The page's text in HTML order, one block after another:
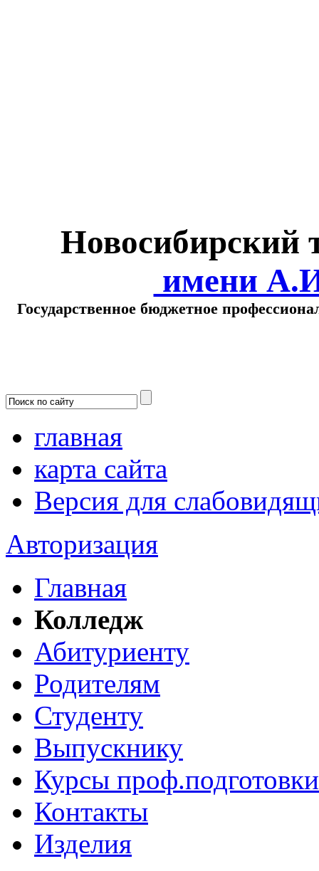
Новосибирский
имени
Государственное бюджетное
главная
карта сайта
Версия для
Авторизация
Главная
Колледж
Абитуриенту
Родителям
Студенту
Выпускнику
Курсы проф.подготовки
Контакты
Изделия